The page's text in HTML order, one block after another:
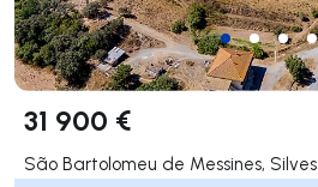
31 900 €
São Bartolomeu de Messines, Silves